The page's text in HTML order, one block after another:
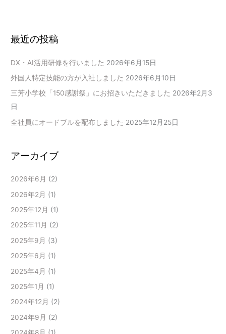
最近の投稿
DX・AI活用研修を行いました 2026年6月15日
外国人特定技能の方が入社しました 2026年6月10日
三芳小学校「150感謝祭」にお招きいただきました 2026年2月3
日
全社員にオードブルを配布しました 2025年12月25日
アーカイブ
2026年6月 (2)
2026年2月 (1)
2025年12月 (1)
2025年11月 (2)
2025年9月 (3)
2025年6月 (1)
2025年4月 (1)
2025年1月 (1)
2024年12月 (2)
2024年9月 (2)